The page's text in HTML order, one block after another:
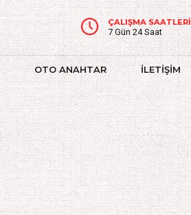
ÇALIŞMA SAATLERİ
7 Gün 24 Saat
OTO ANAHTAR İLETİŞİM